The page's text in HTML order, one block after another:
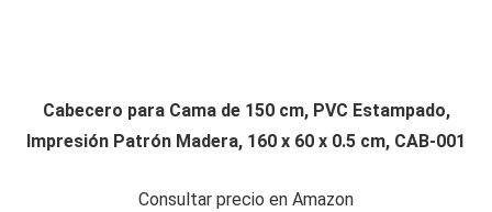
Cabecero para Cama de 150 cm, PVC Estampado,
Impresión Patrón Madera, 160 x 60 x 0.5 cm, CAB-001
Consultar precio en Amazon